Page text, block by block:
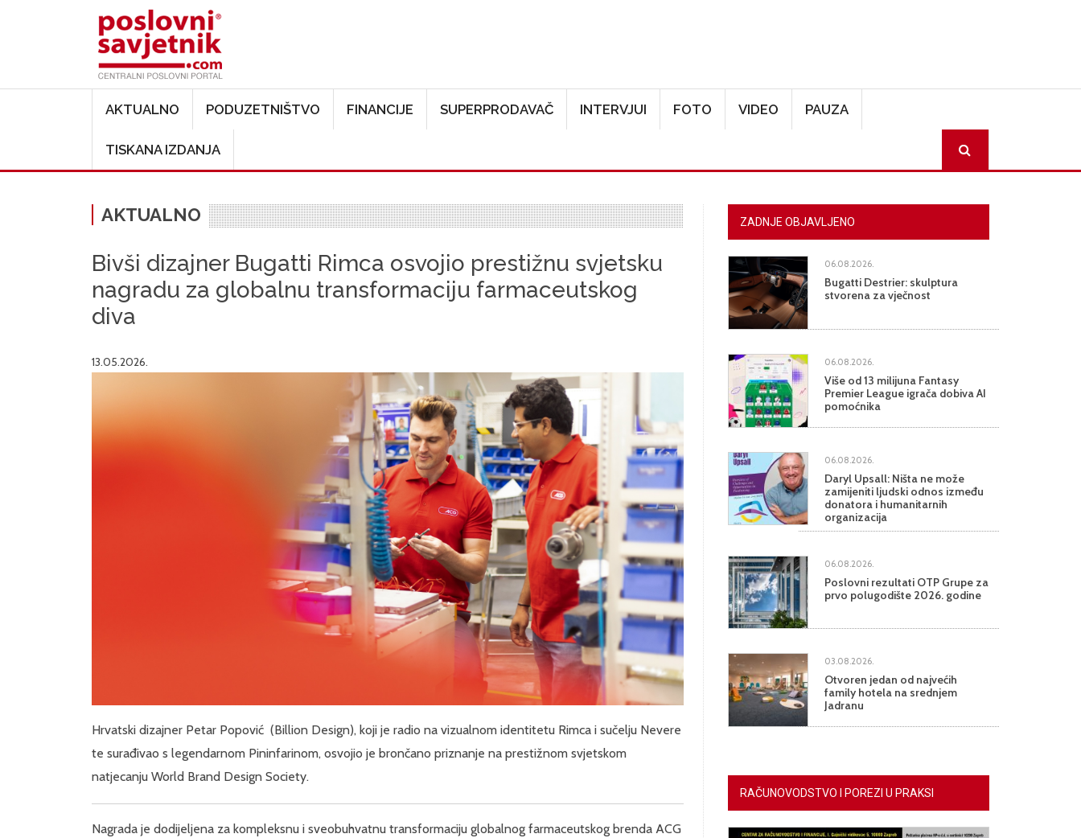
AKTUALNO PODUZETNIŠTVO FINANCIJE SUPERPRODAVAČ INTERVJUI FOTO VIDEO PAUZA
TISKANA IZDANJA
AKTUALNO
Bivši dizajner Bugatti Rimca osvojio prestižnu svjetsku
nagradu za globalnu transformaciju farmaceutskog
diva
13.05.2026.
Hrvatski dizajner Petar Popović (Billion Design), koji je radio na vizualnom identitetu Rimca i sučelju Nevere
te surađivao s legendarnom Pininfarinom, osvojio je brončano priznanje na prestižnom svjetskom
natjecanju World Brand Design Society.
Nagrada je dodijeljena za kompleksnu i sveobuhvatnu transformaciju globalnog farmaceutskog brenda ACG
ZADNJE OBJAVLJENO
06.08.2026.
Bugatti Destrier: skulptura
stvorena za vječnost
06.08.2026.
Više od 13 milijuna Fantasy
Premier League igrača dobiva AI
pomoćnika
06.08.2026.
Daryl Upsall: Ništa ne može
zamijeniti ljudski odnos između
donatora i humanitarnih
organizacija
06.08.2026.
Poslovni rezultati OTP Grupe za
prvo polugodište 2026. godine
03.08.2026.
Otvoren jedan od najvećih
family hotela na srednjem
Jadranu
RAČUNOVODSTVO I POREZI U PRAKSI